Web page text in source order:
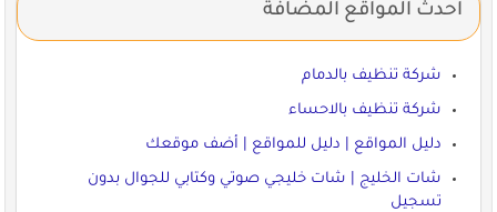
احدث المواقع المضافة
شركة تنظيف بالدمام
شركة تنظيف بالاحساء
دليل المواقع | دليل للمواقع | أضف موقعك
شات الخليج | شات خليجي صوتي وكتابي للجوال بدون
تسجيل